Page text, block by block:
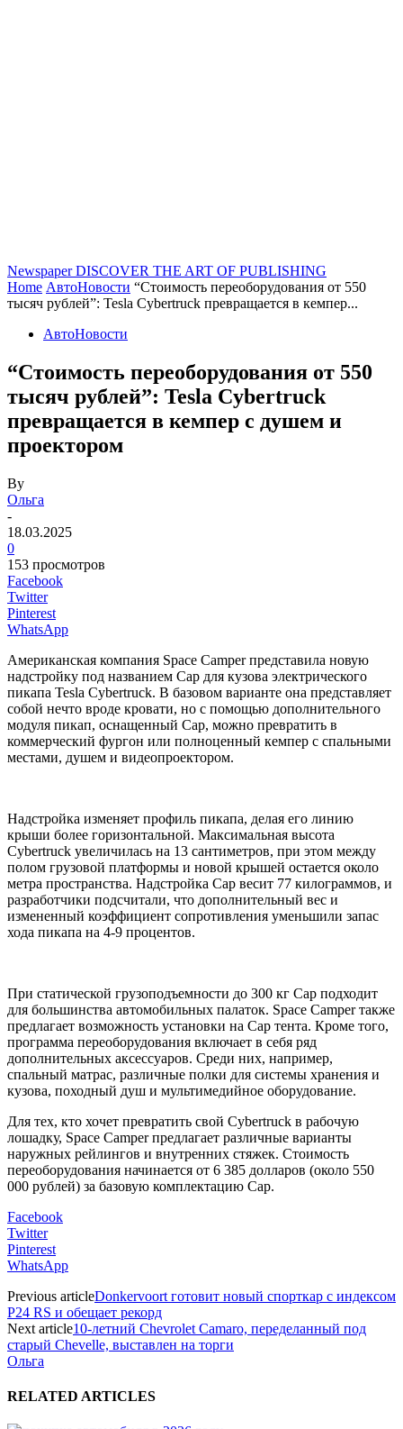
Newspaper DISCOVER THE ART OF PUBLISHING
Home АвтоНовости “Стоимость переоборудования от 550
тысяч рублей”: Tesla Cybertruck превращается в кемпер...
АвтоНовости
“Стоимость переоборудования от 550
тысяч рублей”: Tesla Cybertruck
превращается в кемпер с душем и
проектором
By
Ольга
-
18.03.2025
0
153 просмотров
Facebook
Twitter
Pinterest
WhatsApp
Американская компания Space Camper представила новую
надстройку под названием Cap для кузова электрического
пикапа Tesla Cybertruck. В базовом варианте она представляет
собой нечто вроде кровати, но с помощью дополнительного
модуля пикап, оснащенный Cap, можно превратить в
коммерческий фургон или полноценный кемпер с спальными
местами, душем и видеопроектором.
Надстройка изменяет профиль пикапа, делая его линию
крыши более горизонтальной. Максимальная высота
Cybertruck увеличилась на 13 сантиметров, при этом между
полом грузовой платформы и новой крышей остается около
метра пространства. Надстройка Cap весит 77 килограммов, и
разработчики подсчитали, что дополнительный вес и
измененный коэффициент сопротивления уменьшили запас
хода пикапа на 4-9 процентов.
При статической грузоподъемности до 300 кг Cap подходит
для большинства автомобильных палаток. Space Camper также
предлагает возможность установки на Cap тента. Кроме того,
программа переоборудования включает в себя ряд
дополнительных аксессуаров. Среди них, например,
спальный матрас, различные полки для системы хранения и
кузова, походный душ и мультимедийное оборудование.
Для тех, кто хочет превратить свой Cybertruck в рабочую
лошадку, Space Camper предлагает различные варианты
наружных рейлингов и внутренних стяжек. Стоимость
переоборудования начинается от 6 385 долларов (около 550
000 рублей) за базовую комплектацию Cap.
Facebook
Twitter
Pinterest
WhatsApp
Previous articleDonkervoort готовит новый спорткар с индексом
P24 RS и обещает рекорд
Next article10-летний Chevrolet Camaro, переделанный под
старый Chevelle, выставлен на торги
Ольга
RELATED ARTICLES